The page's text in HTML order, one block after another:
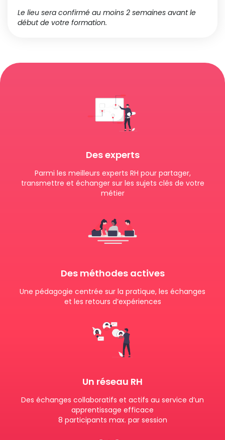
Le lieu sera confirmé au moins 2 semaines avant le
début de votre formation.
Des experts
Parmi les meilleurs experts RH pour partager,
transmettre et échanger sur les sujets clés de votre
métier
Des méthodes actives
Une pédagogie centrée sur la pratique, les échanges
et les retours d’expériences
Un réseau RH
Des échanges collaboratifs et actifs au service d’un
apprentissage efficace
8 participants max. par session